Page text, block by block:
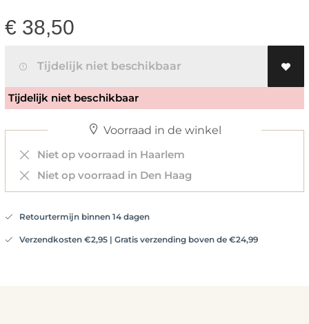
€ 38,50
Tijdelijk niet beschikbaar
Tijdelijk niet beschikbaar
Voorraad in de winkel
Niet op voorraad in Haarlem
Niet op voorraad in Den Haag
Retourtermijn binnen 14 dagen
Verzendkosten €2,95 | Gratis verzending boven de €24,99